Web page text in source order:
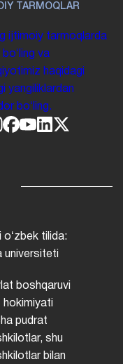
TARMOQLAR
ijtimoiy tarmoqlarda
va
haqidagi
yangiliklardan
boʻling.
tilida:
universiteti
boshqaruvi
pudrat
shu
bilan